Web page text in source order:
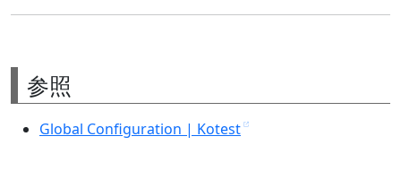
参照
Global Configuration | Kotest